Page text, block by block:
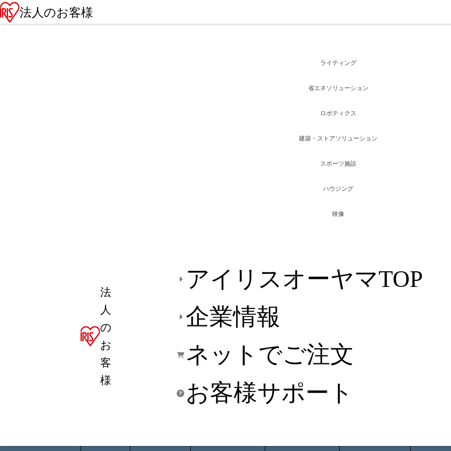
法人のお客様
法
人
の
お
客
様
アイリスオーヤマTOP
企業情報
ネットでご注文
お客様サポート
ライティング
省エネソリューション
ロボティクス
建築・ストアソリューション
スポーツ施設
ハウジング
映像